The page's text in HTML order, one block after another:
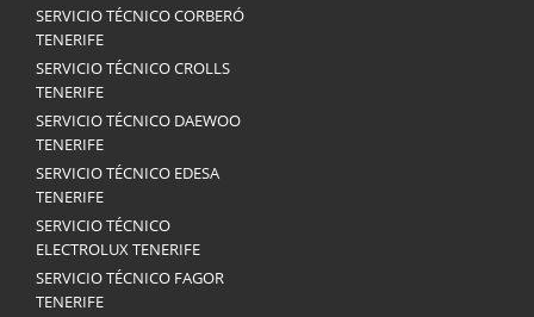
SERVICIO TÉCNICO CORBERÓ
TENERIFE
SERVICIO TÉCNICO CROLLS
TENERIFE
SERVICIO TÉCNICO DAEWOO
TENERIFE
SERVICIO TÉCNICO EDESA
TENERIFE
SERVICIO TÉCNICO
ELECTROLUX TENERIFE
SERVICIO TÉCNICO FAGOR
TENERIFE